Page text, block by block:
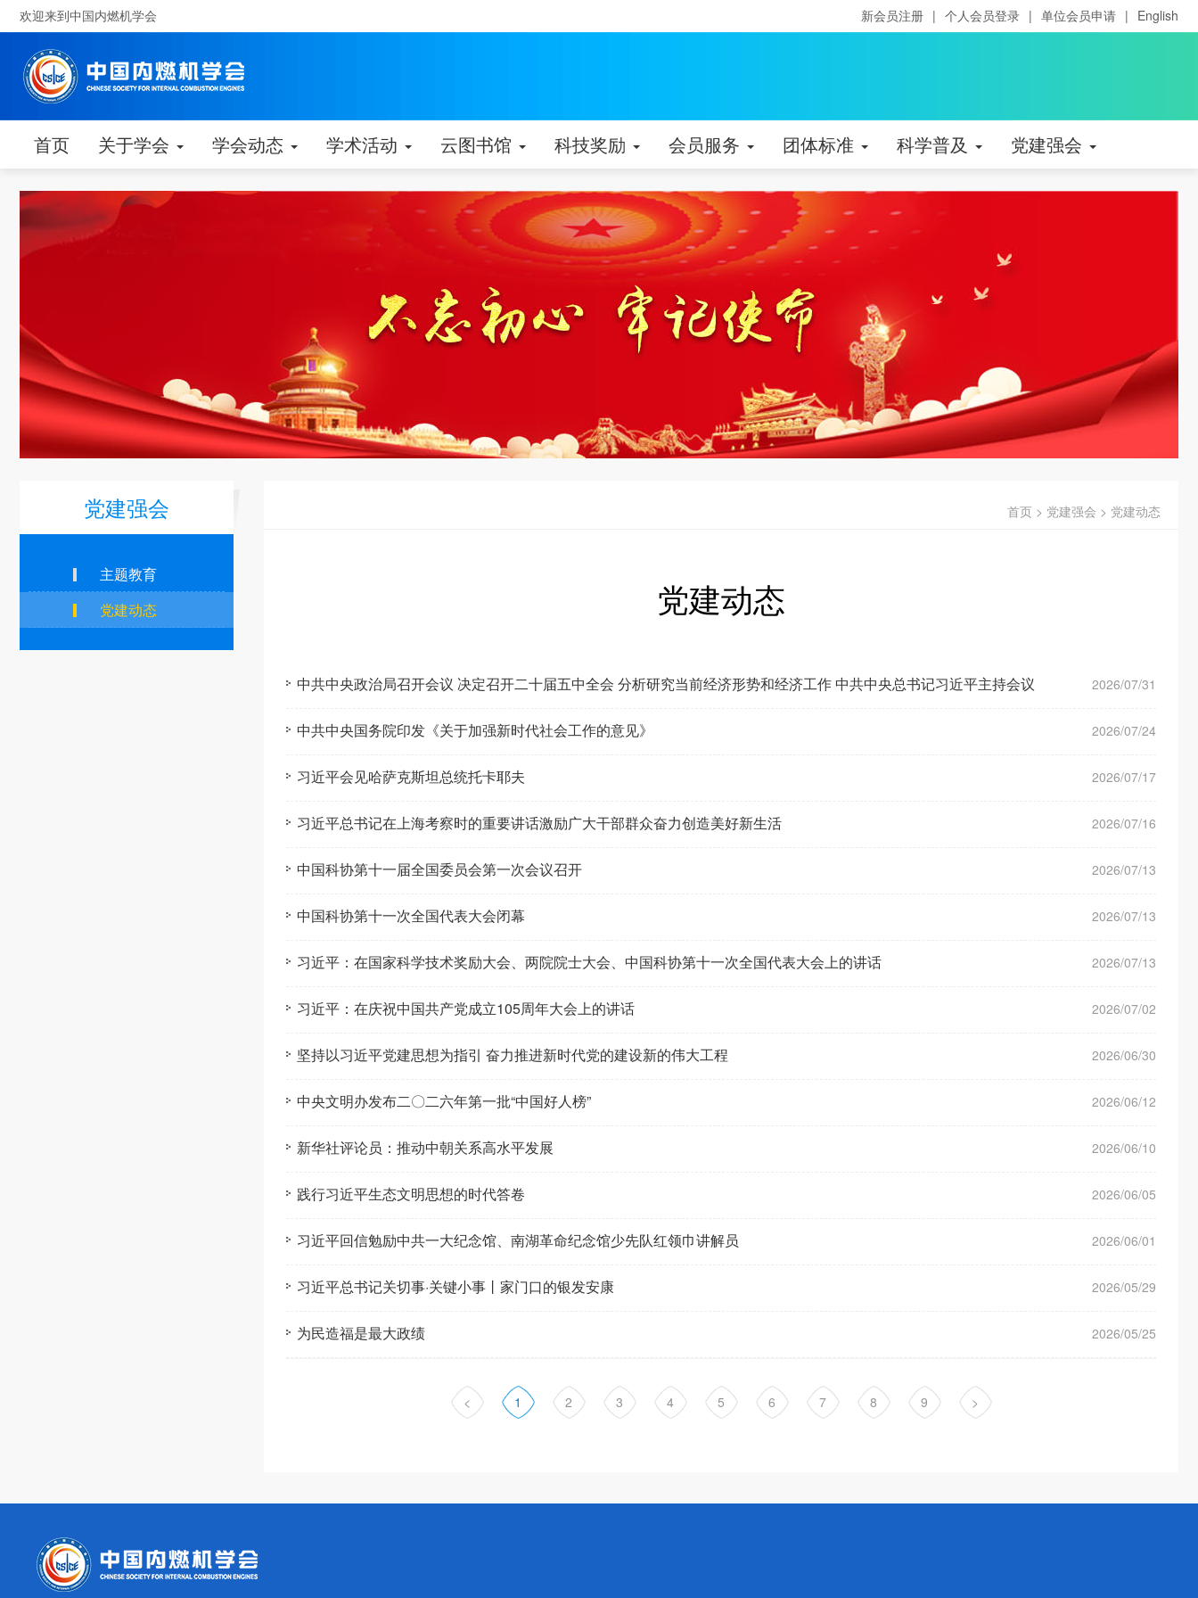
欢迎来到中国内燃机学会 新会员注册 | 个人会员登录 | 单位会员申请 | English
首页 关于学会 学会动态 学术活动 云图书馆 科技奖励 会员服务 团体标准 科学普及 党建强会
首页 > 党建强会 > 党建动态
党建动态
中共中央政治局召开会议 决定召开二十届五中全会 分析研究当前经济形势和经济工作 中共中央总书记习近平主持会议 2026/07/31
中共中央国务院印发《关于加强新时代社会工作的意见》 2026/07/24
习近平会见哈萨克斯坦总统托卡耶夫 2026/07/17
习近平总书记在上海考察时的重要讲话激励广大干部群众奋力创造美好新生活 2026/07/16
中国科协第十一届全国委员会第一次会议召开 2026/07/13
中国科协第十一次全国代表大会闭幕 2026/07/13
习近平：在国家科学技术奖励大会、两院院士大会、中国科协第十一次全国代表大会上的讲话 2026/07/13
习近平：在庆祝中国共产党成立105周年大会上的讲话 2026/07/02
坚持以习近平党建思想为指引 奋力推进新时代党的建设新的伟大工程 2026/06/30
中央文明办发布二〇二六年第一批“中国好人榜” 2026/06/12
新华社评论员：推动中朝关系高水平发展 2026/06/10
践行习近平生态文明思想的时代答卷 2026/06/05
习近平回信勉励中共一大纪念馆、南湖革命纪念馆少先队红领巾讲解员 2026/06/01
习近平总书记关切事·关键小事丨家门口的银发安康 2026/05/29
为民造福是最大政绩 2026/05/25
< 1 2 3 4 5 6 7 8 9 >
党建强会
主题教育
党建动态